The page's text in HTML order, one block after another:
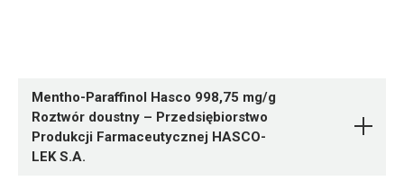
Mentho-Paraffinol Hasco 998,75 mg/g
Roztwór doustny – Przedsiębiorstwo
Produkcji Farmaceutycznej HASCO-
LEK S.A.